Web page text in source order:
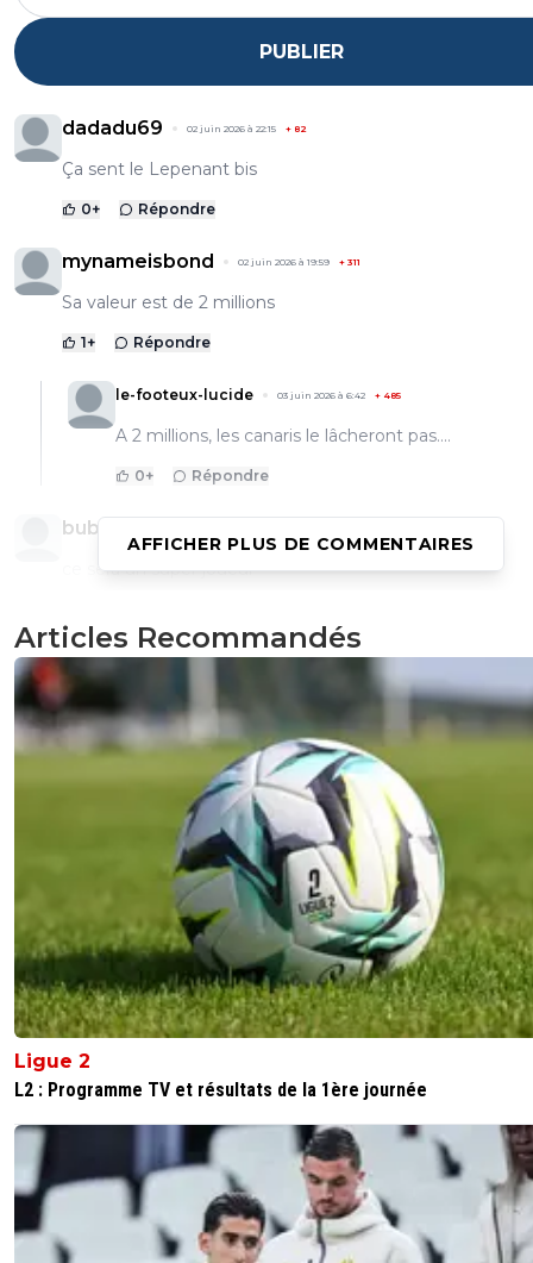
PUBLIER
dadadu69 02 juin 2026 à 22:15 + 82
Ça sent le Lepenant bis
0+ Répondre
mynameisbond 02 juin 2026 à 19:59 + 311
Sa valeur est de 2 millions
1+ Répondre
le-footeux-lucide 03 juin 2026 à 6:42 + 485
A 2 millions, les canaris le lâcheront pas....
0+ Répondre
bub
ce sera un super joueur
montana
Il devrait aller à Lens Chicorée !! Il a petit air de Gourcuff
Mais ça n'avait pas porté chance à l'OL...
Répondre
dirtyshady41 03 juin 2026 à 1:34 +1897
Gourcuff a pas été si dégueulasse avec l'OL.
2 Répondre
montepadro 03 juin 2026 à 1:55 +540
Quand il n'était pas blessé, c'est-à-dire les 3/4
temps, c'est vrai qu'il était bon.
montana 02 juin 2026 à 19:00 +213
Répondre
AFFICHER PLUS DE COMMENTAIRES
Articles Recommandés
Ligue 2
L2 : Programme TV et résultats de la 1ère journée